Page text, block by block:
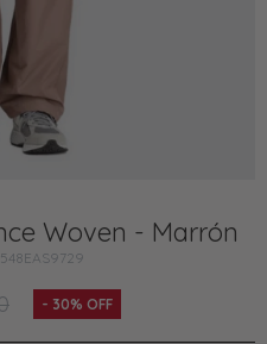
Woven - Marrón
30